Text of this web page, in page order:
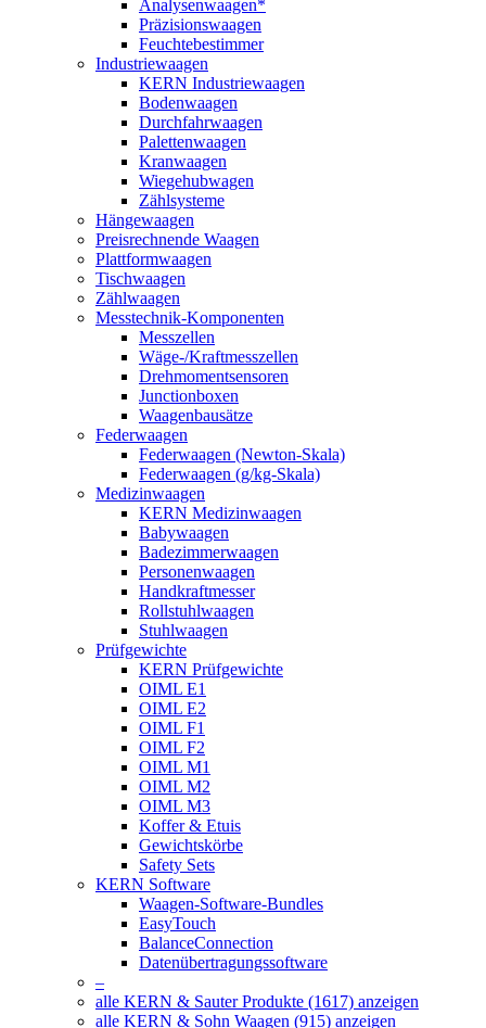
Analysenwaagen*
Präzisionswaagen
Feuchtebestimmer
Industriewaagen
KERN Industriewaagen
Bodenwaagen
Durchfahrwaagen
Palettenwaagen
Kranwaagen
Wiegehubwagen
Zählsysteme
Hängewaagen
Preisrechnende Waagen
Plattformwaagen
Tischwaagen
Zählwaagen
Messtechnik-Komponenten
Messzellen
Wäge-/Kraftmesszellen
Drehmomentsensoren
Junctionboxen
Waagenbausätze
Federwaagen
Federwaagen (Newton-Skala)
Federwaagen (g/kg-Skala)
Medizinwaagen
KERN Medizinwaagen
Babywaagen
Badezimmerwaagen
Personenwaagen
Handkraftmesser
Rollstuhlwaagen
Stuhlwaagen
Prüfgewichte
KERN Prüfgewichte
OIML E1
OIML E2
OIML F1
OIML F2
OIML M1
OIML M2
OIML M3
Koffer & Etuis
Gewichtskörbe
Safety Sets
KERN Software
Waagen-Software-Bundles
EasyTouch
BalanceConnection
Datenübertragungssoftware
–
alle KERN & Sauter Produkte (1617) anzeigen
alle KERN & Sohn Waagen (915) anzeigen